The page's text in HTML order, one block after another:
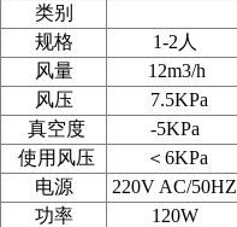
类别
规格
1-2人
风量
12m3/h
风压
7.5KPa
真空度
-5KPa
使用风压
＜6KPa
电源
220V AC/50HZ
功率
120W